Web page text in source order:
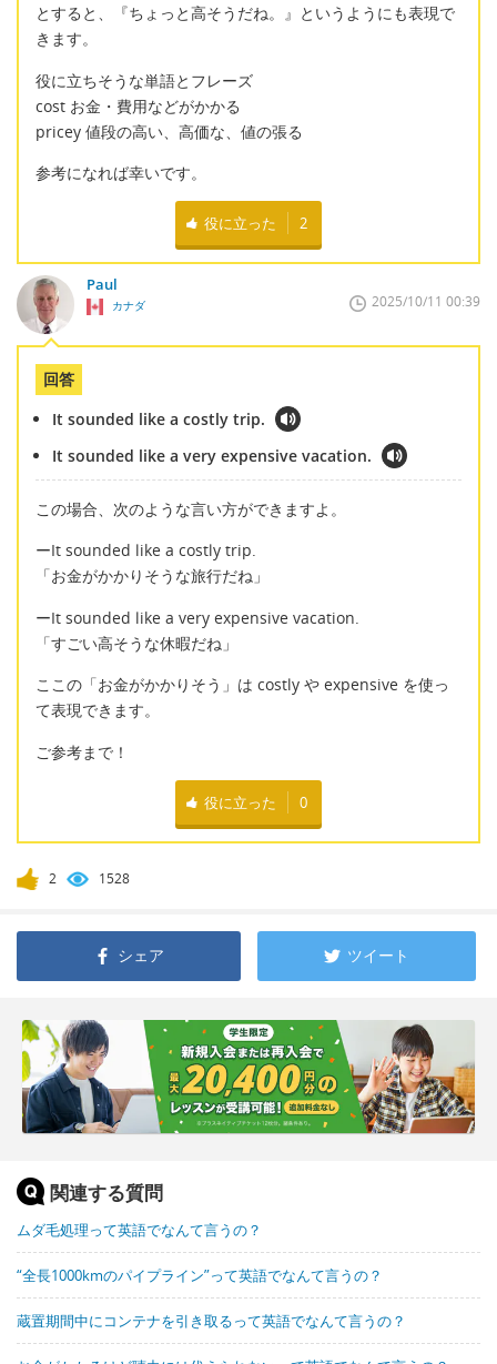
とすると、『ちょっと高そうだね。』というようにも表現で
きます。
役に立ちそうな単語とフレーズ
cost お金・費用などがかかる
pricey 値段の高い、高価な、値の張る
参考になれば幸いです。
役に立った 2
Paul
カナダ 2025/10/11 00:39
回答
It sounded like a costly trip.
It sounded like a very expensive vacation.
この場合、次のような言い方ができますよ。
ーIt sounded like a costly trip.
「お金がかかりそうな旅行だね」
ーIt sounded like a very expensive vacation.
「すごい高そうな休暇だね」
ここの「お金がかかりそう」は costly や expensive を使っ
て表現できます。
ご参考まで！
役に立った 0
2 1528
シェア ツイート
関連する質問
ムダ毛処理って英語でなんて言うの？
“全長1000kmのパイプライン”って英語でなんて言うの？
蔵置期間中にコンテナを引き取るって英語でなんて言うの？